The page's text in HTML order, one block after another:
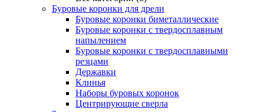
Буровые коронки для дрели
Буровые коронки биметаллические
Буровые коронки с твердосплавным
напылением
Буровые коронки с твердосплавными
резцами
Державки
Клинья
Наборы буровых коронок
Центрирующие сверла